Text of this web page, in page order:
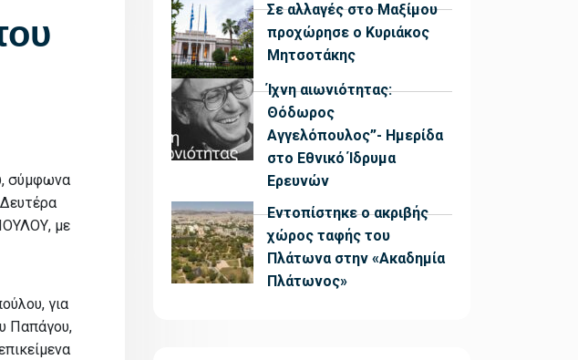
σύμφωνα
με
για
Παπάγου,
Σε αλλαγές στο Μαξίμου
προχώρησε ο Κυριάκος
Μητσοτάκης
Ίχνη αιωνιότητας:
Θόδωρος
Αγγελόπουλος”- Ημερίδα
στο Εθνικό Ίδρυμα
Ερευνών
Εντοπίστηκε ο ακριβής
χώρος ταφής του
Πλάτωνα στην «Ακαδημία
Πλάτωνος»